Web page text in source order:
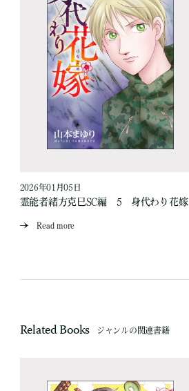
2026年01月05日
霊能者緒方克巳SC編 5 身代わり花嫁
Read more
Related Books ジャンルの関連書籍